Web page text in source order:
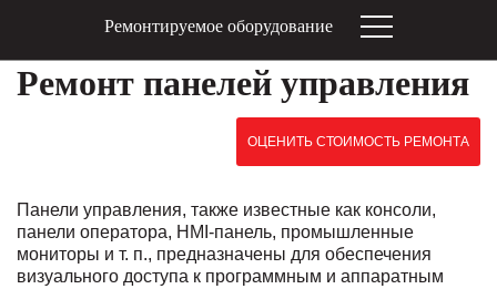
Ремонтируемое оборудование
Ремонт панелей управления
ОЦЕНИТЬ СТОИМОСТЬ РЕМОНТА
Панели управления, также известные как консоли,
панели оператора, HMI-панель, промышленные
мониторы и т. п., предназначены для обеспечения
визуального доступа к программным и аппаратным